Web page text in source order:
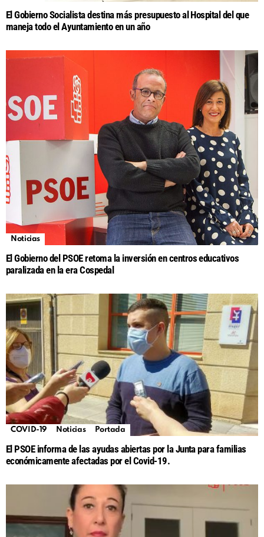
El Gobierno Socialista destina más presupuesto al Hospital del que
maneja todo el Ayuntamiento en un año
Noticias
El Gobierno del PSOE retoma la inversión en centros educativos
paralizada en la era Cospedal
COVID-19 Noticias Portada
El PSOE informa de las ayudas abiertas por la Junta para familias
económicamente afectadas por el Covid-19.